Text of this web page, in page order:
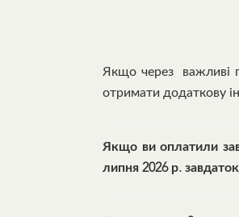
Якщо через важливі
отримати додаткову
Якщо ви оплатили
липня 2026 р.